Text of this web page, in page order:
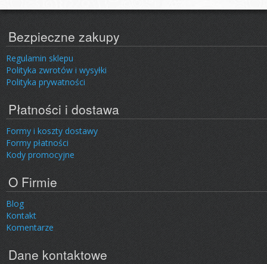
Bezpieczne zakupy
Regulamin sklepu
Polityka zwrotów i wysyłki
Polityka prywatności
Płatności i dostawa
Formy i koszty dostawy
Formy płatności
Kody promocyjne
O Firmie
Blog
Kontakt
Komentarze
Dane kontaktowe